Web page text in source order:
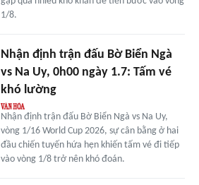
1/8.
Nhận định trận đấu Bờ Biển Ngà
vs Na Uy, 0h00 ngày 1.7: Tấm vé
khó lường
Nhận định trận đấu Bờ Biển Ngà vs Na Uy,
vòng 1/16 World Cup 2026, sự cân bằng ở hai
đầu chiến tuyến hứa hẹn khiến tấm vé đi tiếp
vào vòng 1/8 trở nên khó đoán.